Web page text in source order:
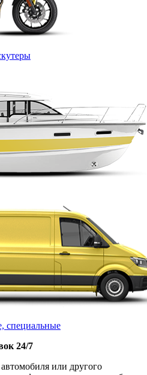
специальные
24/7
или другого